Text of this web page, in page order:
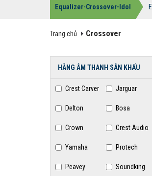
Equalizer-Crossover-Idol
Trang chủ Crossover
HÃNG ÂM THANH SÂN KHẤU
Crest Carver Jarguar
Delton Bosa
Crown Crest Audio
Yamaha Protech
Peavey Soundking